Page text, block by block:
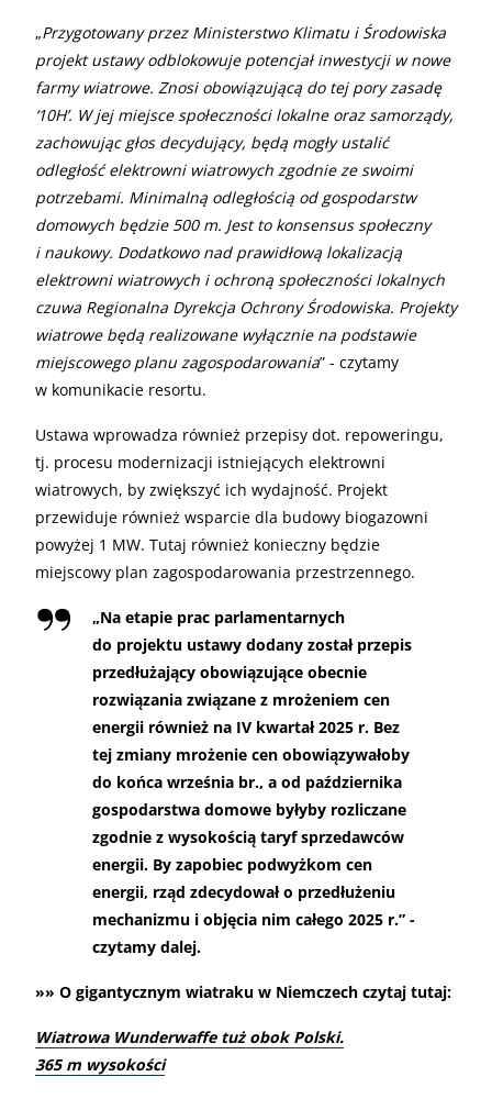
„Przygotowany przez Ministerstwo Klimatu i Środowiska
projekt ustawy odblokowuje potencjał inwestycji w nowe
farmy wiatrowe. Znosi obowiązującą do tej pory zasadę
‘10H’. W jej miejsce społeczności lokalne oraz samorządy,
zachowując głos decydujący, będą mogły ustalić
odległość elektrowni wiatrowych zgodnie ze swoimi
potrzebami. Minimalną odległością od gospodarstw
domowych będzie 500 m. Jest to konsensus społeczny
i naukowy. Dodatkowo nad prawidłową lokalizacją
elektrowni wiatrowych i ochroną społeczności lokalnych
czuwa Regionalna Dyrekcja Ochrony Środowiska. Projekty
wiatrowe będą realizowane wyłącznie na podstawie
miejscowego planu zagospodarowania” - czytamy
w komunikacie resortu.
Ustawa wprowadza również przepisy dot. repoweringu,
tj. procesu modernizacji istniejących elektrowni
wiatrowych, by zwiększyć ich wydajność. Projekt
przewiduje również wsparcie dla budowy biogazowni
powyżej 1 MW. Tutaj również konieczny będzie
miejscowy plan zagospodarowania przestrzennego.
„Na etapie prac parlamentarnych
do projektu ustawy dodany został przepis
przedłużający obowiązujące obecnie
rozwiązania związane z mrożeniem cen
energii również na IV kwartał 2025 r. Bez
tej zmiany mrożenie cen obowiązywałoby
do końca września br., a od października
gospodarstwa domowe byłyby rozliczane
zgodnie z wysokością taryf sprzedawców
energii. By zapobiec podwyżkom cen
energii, rząd zdecydował o przedłużeniu
mechanizmu i objęcia nim całego 2025 r.” -
czytamy dalej.
»» O gigantycznym wiatraku w Niemczech czytaj tutaj:
Wiatrowa Wunderwaffe tuż obok Polski.
365 m wysokości